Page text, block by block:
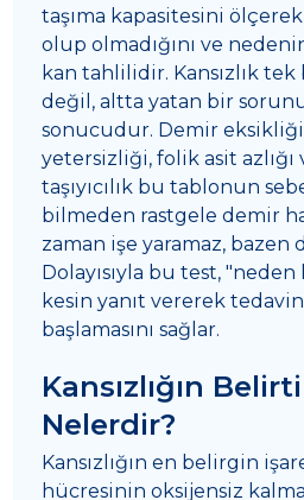
taşıma kapasitesini ölçerek
olup olmadığını ve
kan tahlilidir. Kansızlık tek
değil, altta yatan bir
sonucudur. Demir
yetersizliği, folik asit
taşıyıcılık bu tablonun
bilmeden rastgele demir
zaman işe yaramaz, bazen
Dolayısıyla bu test, "neden
kesin yanıt vererek
başlamasını sağlar.
Kansızlığın
Nelerdir?
Kansızlığın en belirgin
hücresinin oksijensiz